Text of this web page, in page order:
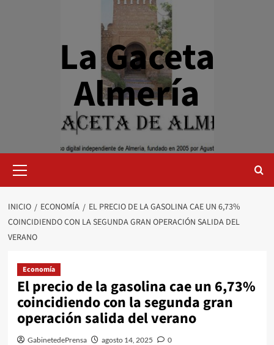
La Gaceta
Almería
primario
INICIO ECONOMÍA
EL PRECIO DE LA GASOLINA CAE UN 6,73%
COINCIDIENDO CON LA SEGUNDA GRAN OPERACIÓN SALIDA DEL
VERANO
Economía
El precio de la gasolina cae un 6,73%
coincidiendo con la segunda gran
operación salida del verano
GabinetedePrensa agosto 14, 2025 0